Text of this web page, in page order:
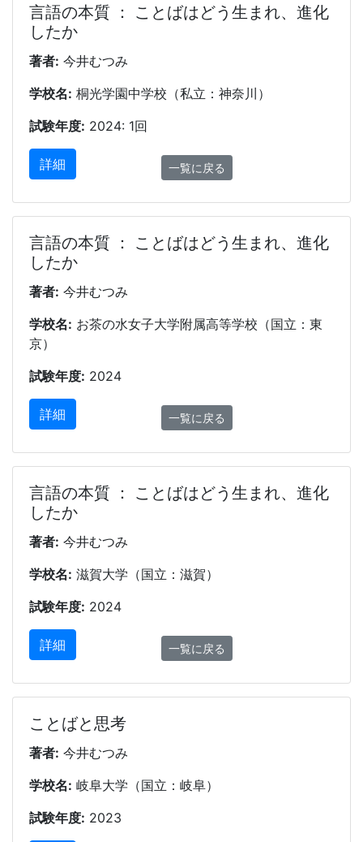
言語の本質 ： ことばはどう生まれ、進化
したか
著者: 今井むつみ
学校名: 桐光学園中学校（私立：神奈川）
試験年度: 2024: 1回
詳細 一覧に戻る
言語の本質 ： ことばはどう生まれ、進化
したか
著者: 今井むつみ
学校名: お茶の水女子大学附属高等学校（国立：東
京）
試験年度: 2024
詳細 一覧に戻る
言語の本質 ： ことばはどう生まれ、進化
したか
著者: 今井むつみ
学校名: 滋賀大学（国立：滋賀）
試験年度: 2024
詳細 一覧に戻る
ことばと思考
著者: 今井むつみ
学校名: 岐阜大学（国立：岐阜）
試験年度: 2023